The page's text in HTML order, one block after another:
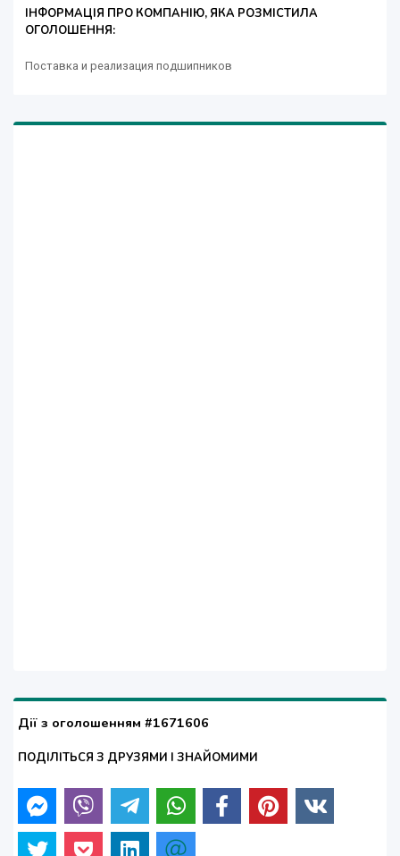
ІНФОРМАЦІЯ ПРО КОМПАНІЮ, ЯКА РОЗМІСТИЛА
ОГОЛОШЕННЯ:
Поставка и реализация подшипников
Дії з оголошенням #1671606
ПОДІЛІТЬСЯ З ДРУЗЯМИ І ЗНАЙОМИМИ